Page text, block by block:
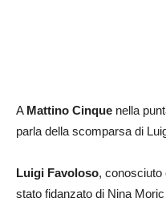
A Mattino Cinque nella
parla della scomparsa di
Luigi Favoloso, conosciuto
stato fidanzato di Nina